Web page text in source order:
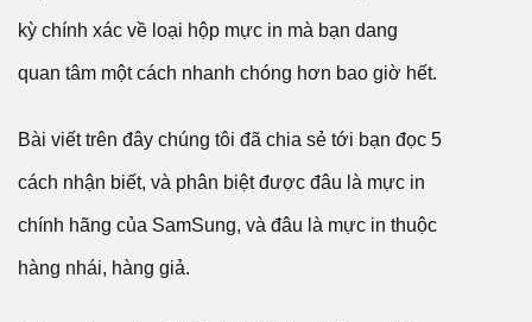
kỳ chính xác về loại hộp mực in mà bạn dang
quan tâm một cách nhanh chóng hơn bao giờ hết.
Bài viết trên đây chúng tôi đã chia sẻ tới bạn đọc 5
cách nhận biết, và phân biệt được đâu là mực in
chính hãng của SamSung, và đâu là mực in thuộc
hàng nhái, hàng giả.